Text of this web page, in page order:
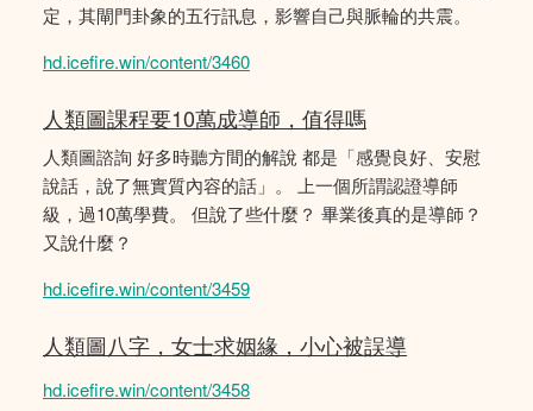
定，其閘門卦象的五行訊息，影響自己與脈輪的共震。
hd.icefire.win/content/3460
人類圖課程要10萬成導師，值得嗎
人類圖諮詢 好多時聽方間的解說 都是「感覺良好、安慰
說話，說了無實質內容的話」。 上一個所謂認證導師
級，過10萬學費。 但說了些什麼？ 畢業後真的是導師？
又說什麼？
hd.icefire.win/content/3459
人類圖八字，女士求姻緣，小心被誤導
hd.icefire.win/content/3458